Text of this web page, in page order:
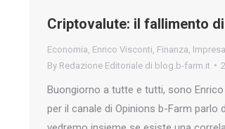
Criptovalute: il fallimento
Economia Enrico Visconti Finanza Impresa
By Redazione Editoriale di blog.b-farm.it
Buongiorno a tutte e tutti, sono
per il canale di Opinions b-Farm parlo